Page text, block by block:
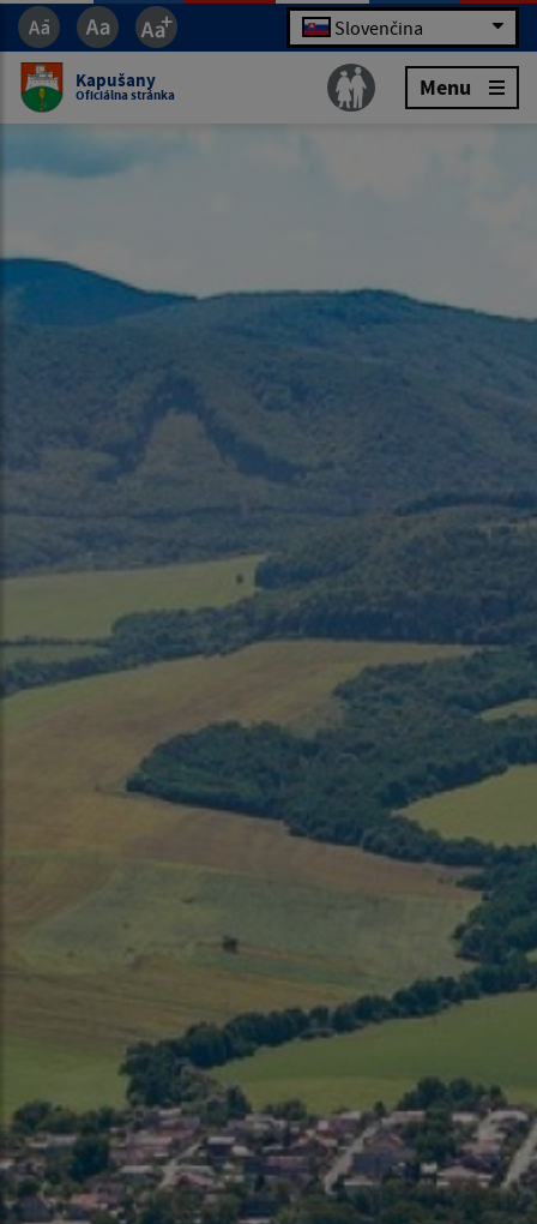
Slovenčina
Kapušany
Oficiálna stránka Menu